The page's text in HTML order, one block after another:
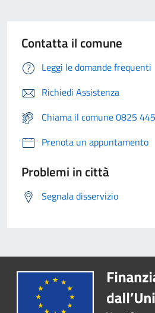
Contatta il comune
Leggi le domande frequenti
Richiedi Assistenza
Chiama il comune 0825
Prenota un appuntamento
Problemi in città
Segnala disservizio